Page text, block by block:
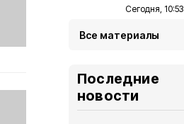
Сегодня, 10:53
Все материалы
Последние
новости